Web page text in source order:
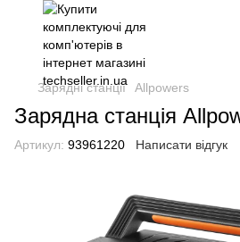
Зарядні станції Allpowers
Зарядна станція
Артикул: 93961220 Написати відгук